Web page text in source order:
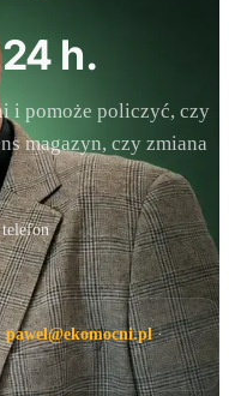
h.
i pomoże policzyć, czy
magazyn, czy zmiana
pawel@ekomocni.pl·